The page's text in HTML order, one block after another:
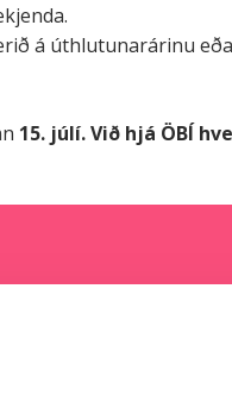
á úthlutunarárinu
15. júlí. Við hjá ÖBÍ